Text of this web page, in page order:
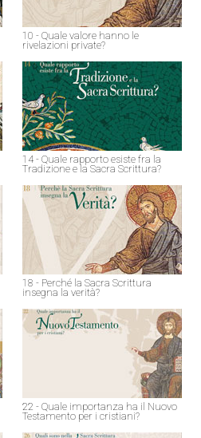
10 - Quale valore hanno le
rivelazioni private?
14 - Quale rapporto esiste fra la
Tradizione e la Sacra Scrittura?
18 - Perché la Sacra Scrittura
insegna la verità?
22 - Quale importanza ha il Nuovo
Testamento per i cristiani?